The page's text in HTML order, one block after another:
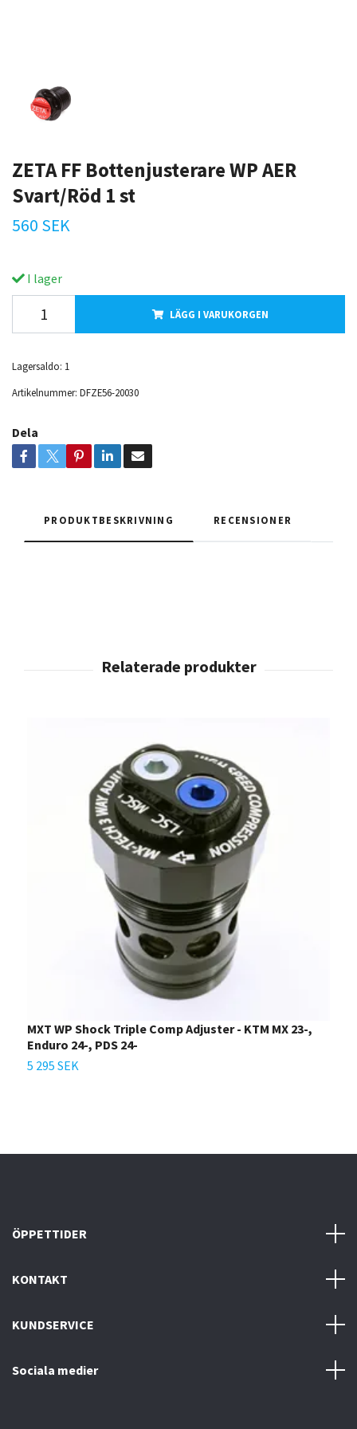
ZETA FF Bottenjusterare WP AER
Svart/Röd 1 st
560 SEK
I lager
LÄGG I VARUKORGEN
Lagersaldo: 1
Artikelnummer: DFZE56-20030
Dela
PRODUKTBESKRIVNING RECENSIONER
MXT WP Shock Triple Comp Adjuster - KTM MX 23-,
Enduro 24-, PDS 24-
5 295 SEK
ÖPPETTIDER
KONTAKT
KUNDSERVICE
Sociala medier